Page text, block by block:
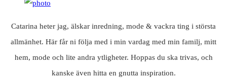
Catarina heter jag, älskar inredning, mode & vackra ting i största
allmänhet. Här får ni följa med i min vardag med min familj, mitt
hem, mode och lite andra ytligheter. Hoppas du ska trivas, och
kanske även hitta en gnutta inspiration.